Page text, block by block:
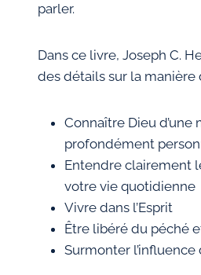
parler.
Dans ce livre, Joseph C.
des détails sur la manière
Connaître Dieu d’une
profondément
Entendre clairement
votre vie quotidienne
Vivre dans l’Esprit
Être libéré du péché
Surmonter